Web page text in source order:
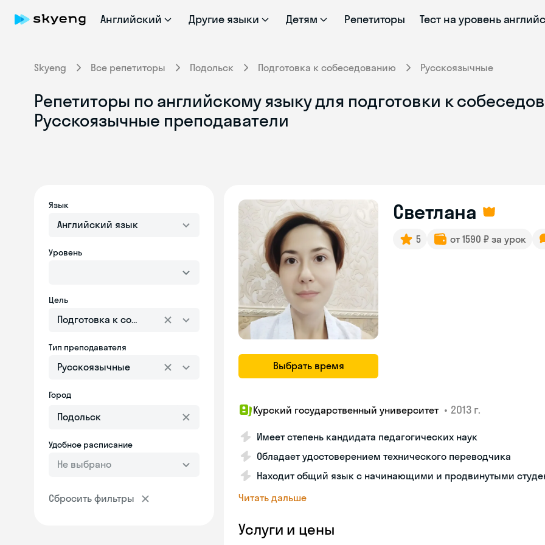
Английский Другие языки Детям Репетиторы Тест на уровень
Skyeng Все репетиторы Подольск Подготовка к собеседованию Русскоязычные
Репетиторы по английскому языку для подготовки к
Русскоязычные преподаватели
Язык
Английский язык
Уровень
Цель
Подготовка к собеседованию
Тип преподавателя
Русскоязычные
Город
Удобное расписание
Не выбрано
Сбросить фильтры
Выбрать время
Светлана
5 от 1590 ₽ за урок
Курский государственный университет • 2013 г.
Имеет степень кандидата педагогических наук
Обладает удостоверением технического переводчика
Находит общий язык с начинающими и продвинутыми
Читать дальше
Услуги и цены